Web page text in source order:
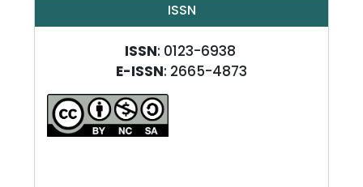
ISSN
ISSN: 0123-6938
E-ISSN: 2665-4873